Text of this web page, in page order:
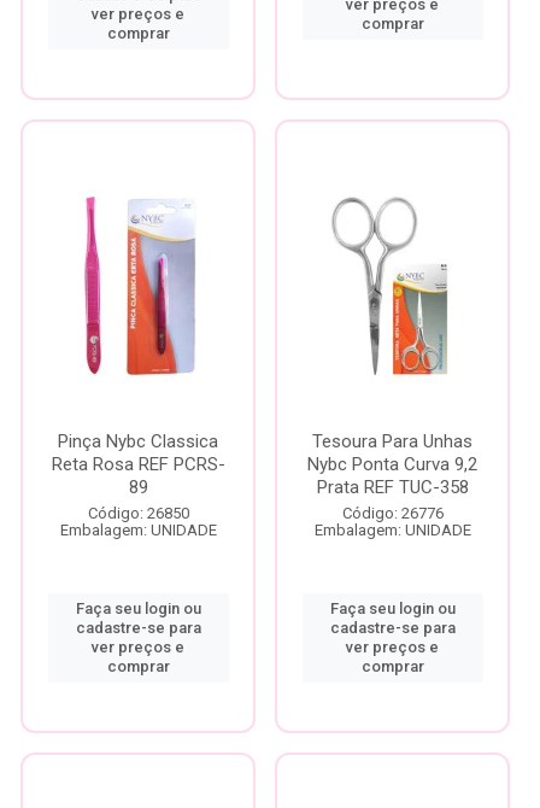
ver preços e
comprar
ver preços e
comprar
Pinça Nybc Classica
Reta Rosa REF PCRS-
89
Código: 26850
Embalagem: UNIDADE
Faça seu login ou
cadastre-se para
ver preços e
comprar
Tesoura Para Unhas
Nybc Ponta Curva 9,2
Prata REF TUC-358
Código: 26776
Embalagem: UNIDADE
Faça seu login ou
cadastre-se para
ver preços e
comprar